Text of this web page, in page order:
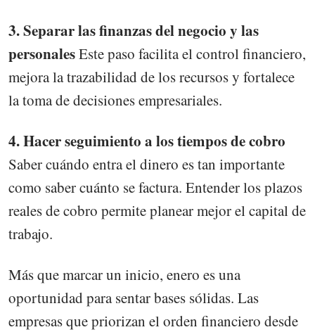
3. Separar las finanzas del negocio y las
personalesEste paso facilita el control financiero,
mejora la trazabilidad de los recursos y fortalece
la toma de decisiones empresariales.
4. Hacer seguimiento a los tiempos de cobro
Saber cuándo entra el dinero es tan importante
como saber cuánto se factura. Entender los plazos
reales de cobro permite planear mejor el capital de
trabajo.
Más que marcar un inicio, enero es una
oportunidad para sentar bases sólidas. Las
empresas que priorizan el orden financiero desde